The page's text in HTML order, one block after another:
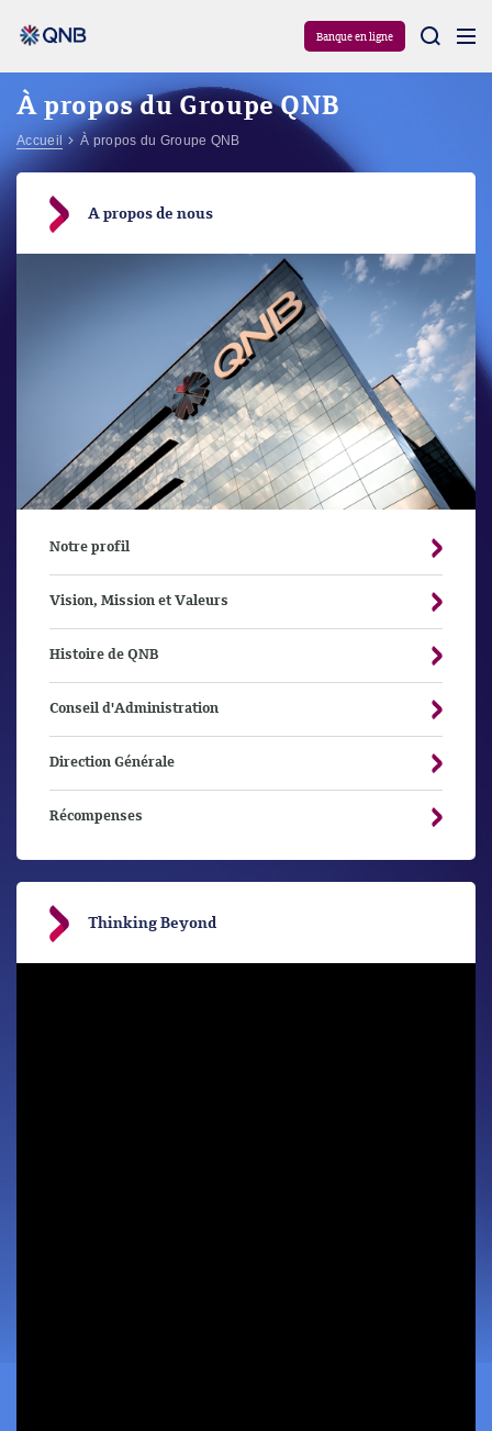
Banque en ligne
À propos du Groupe QNB
Accueil À propos du Groupe QNB
A propos de nous
Notre profil
Vision, Mission et Valeurs
Histoire de QNB
Conseil d'Administration
Direction Générale
Récompenses
Thinking Beyond